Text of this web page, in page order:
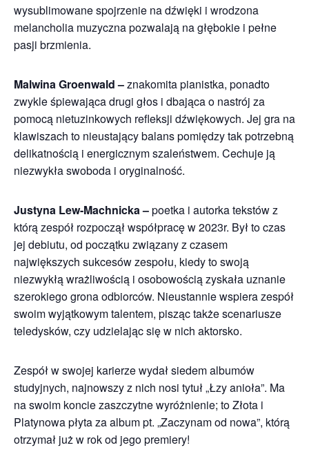
wysublimowane spojrzenie na dźwięki i wrodzona
melancholia muzyczna pozwalają na głębokie i pełne
pasji brzmienia.
Malwina Groenwald –znakomita pianistka, ponadto
zwykle śpiewająca drugi głos i dbająca o nastrój za
pomocą nietuzinkowych refleksji dźwiękowych. Jej gra na
klawiszach to nieustający balans pomiędzy tak potrzebną
delikatnością i energicznym szaleństwem. Cechuje ją
niezwykła swoboda i oryginalność.
Justyna Lew-Machnicka –poetka i autorka tekstów z
którą zespół rozpoczął współpracę w 2023r. Był to czas
jej debiutu, od początku związany z czasem
największych sukcesów zespołu, kiedy to swoją
niezwykłą wrażliwością i osobowością zyskała uznanie
szerokiego grona odbiorców. Nieustannie wspiera zespół
swoim wyjątkowym talentem, pisząc także scenariusze
teledysków, czy udzielając się w nich aktorsko.
Zespół w swojej karierze wydał siedem albumów
studyjnych, najnowszy z nich nosi tytuł „Łzy anioła”. Ma
na swoim koncie zaszczytne wyróżnienie; to Złota i
Platynowa płyta za album pt. „Zaczynam od nowa”, którą
otrzymał już w rok od jego premiery!